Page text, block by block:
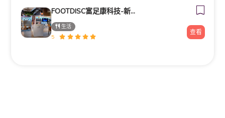
FOOTDISC富足康科技-新光三越-西門店
生活
5
查看